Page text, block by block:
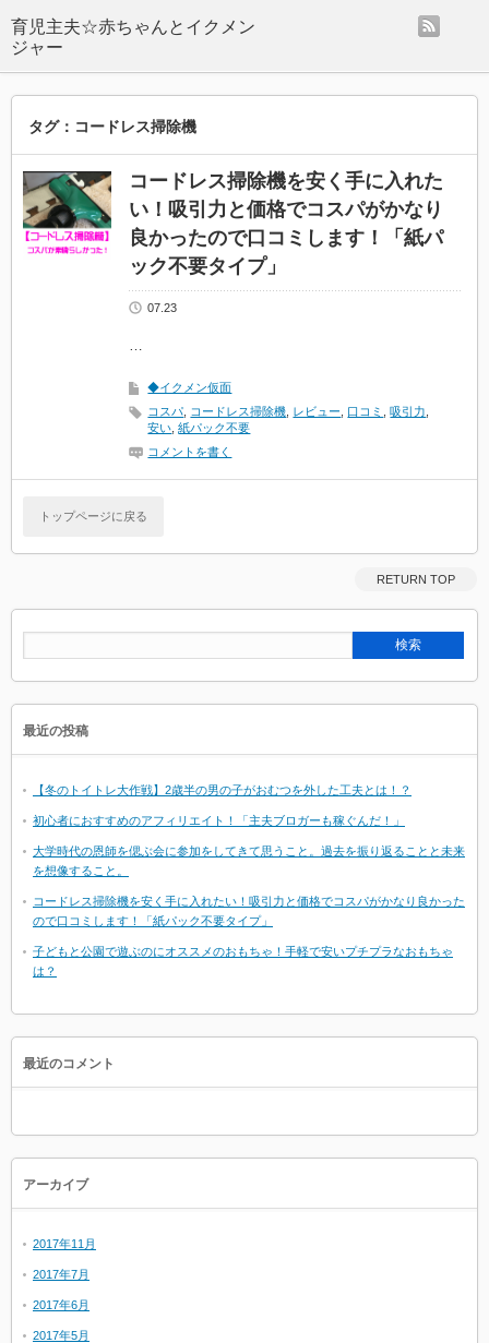
タグ：コードレス掃除機
コードレス掃除機を安く手に入れた
い！吸引力と価格でコスパがかなり
良かったので口コミします！「紙パ
ック不要タイプ」
07.23
…
◆イクメン仮面
コスパ
コードレス掃除機 レビュー 口コミ ,吸引力
安い ,紙パック不要
コメントを書く
トップページに戻る
RETURN TOP
最近の投稿
【冬のトイトレ大作戦】2歳半の男の子がおむつを外した工夫とは！？
初心者におすすめのアフィリエイト！「主夫ブロガーも稼ぐんだ！」
大学時代の恩師を偲ぶ会に参加をしてきて思うこと。過去を振り返ることと未来
を想像すること。
コードレス掃除機を安く手に入れたい！吸引力と価格でコスパがかなり良かった
ので口コミします！「紙パック不要タイプ」
子どもと公園で遊ぶのにオススメのおもちゃ！手軽で安いプチプラなおもちゃ
は？
最近のコメント
アーカイブ
2017年11月
2017年7月
2017年6月
2017年5月